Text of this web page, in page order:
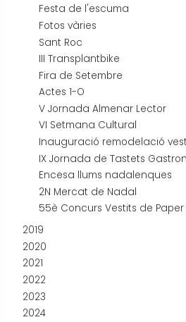
Festa de l'escuma
Fotos vàries
Sant Roc
III Transplantbike
Fira de Setembre
Actes 1-O
V Jornada Almenar Lector
VI Setmana Cultural
Inauguració remodelació
IX Jornada de Tastets
Encesa llums nadalenques
2N Mercat de Nadal
55è Concurs Vestits de Paper
2019
2020
2021
2022
2023
2024